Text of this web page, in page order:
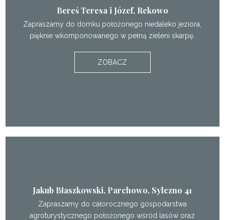
Bereś Teresa i Józef, Rekowo
Zapraszamy do domku położonego niedaleko jeziora,
pięknie wkomponowanego w pełną zieleni skarpę.
ZOBACZ
Jakub Błaszkowski, Parchowo, Sylczno 41
Zapraszamy do całorocznego gospodarstwa
agroturystycznego położonego wśród lasów oraz